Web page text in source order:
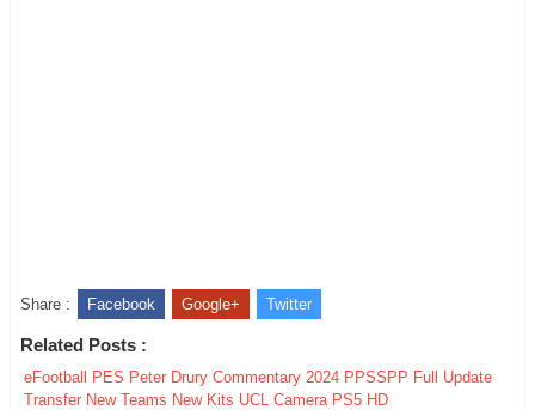
Share : Facebook Google+ Twitter
Related Posts :
eFootball PES Peter Drury Commentary 2024 PPSSPP Full Update
Transfer New Teams New Kits UCL Camera PS5 HD